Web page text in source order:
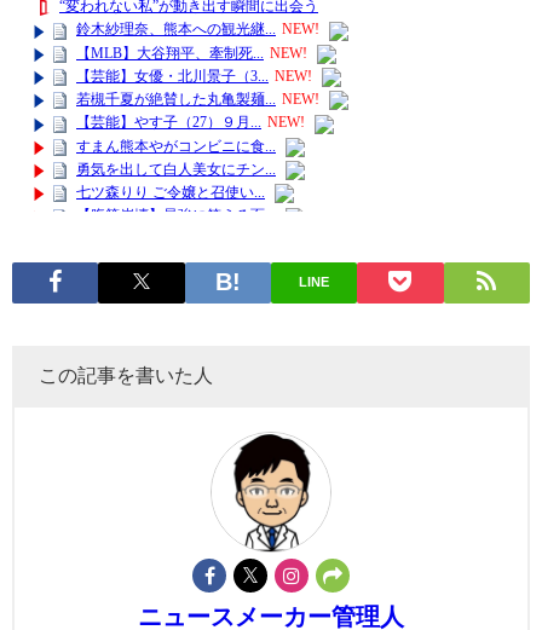
LINE
この記事を書いた人
ニュースメーカー管理人